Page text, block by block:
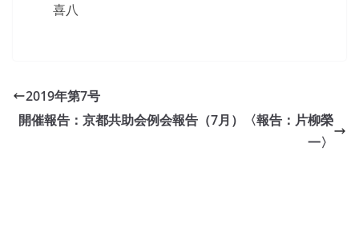
喜八
2019年第7号
開催報告：京都共助会例会報告（7月）〈報告：片柳榮
一〉